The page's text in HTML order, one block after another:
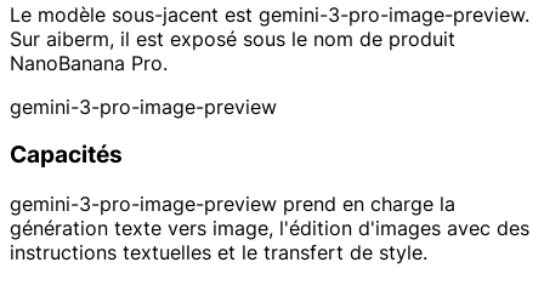
Le modèle sous-jacent est gemini-3-pro-image-preview.
Sur aiberm, il est exposé sous le nom de produit
NanoBanana Pro.
gemini-3-pro-image-preview
Capacités
gemini-3-pro-image-preview prend en charge la
génération texte vers image, l'édition d'images avec des
instructions textuelles et le transfert de style.